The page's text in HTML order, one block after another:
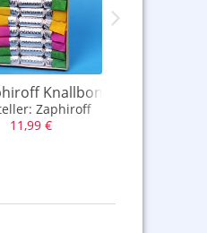
9 Stück
Knallbonbons 12er Box
Zaphiroff
11,99 €